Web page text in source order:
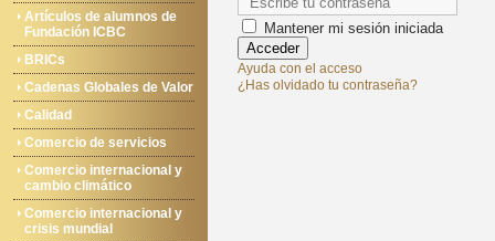
Artículos de alumnos de
Fundación ICBC
BRICs
Cadenas Globales de Valor
Calidad
Comercio de servicios
Comercio internacional y
cambio climático
Comercio internacional y
crisis mundial
Mantener mi sesión iniciada
Acceder
Ayuda con el acceso
¿Has olvidado tu contraseña?